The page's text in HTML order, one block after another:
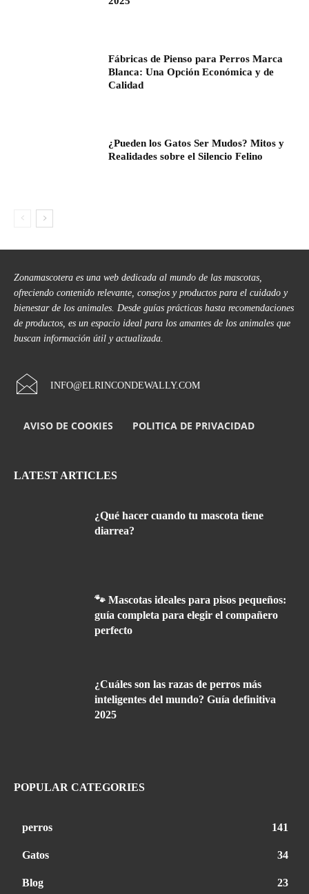
Fábricas de Pienso para Perros Marca
Blanca: Una Opción Económica y de
Calidad
¿Pueden los Gatos Ser Mudos? Mitos y
Realidades sobre el Silencio Felino
Zonamascotera es una web dedicada al mundo de las mascotas,
ofreciendo contenido relevante, consejos y productos para el cuidado y
bienestar de los animales. Desde guías prácticas hasta recomendaciones
de productos, es un espacio ideal para los amantes de los animales que
buscan información útil y actualizada.
INFO@ELRINCONDEWALLY.COM
AVISO DE COOKIES POLITICA DE PRIVACIDAD
LATEST ARTICLES
¿Qué hacer cuando tu mascota tiene
diarrea?
🐾 Mascotas ideales para pisos pequeños:
guía completa para elegir el compañero
perfecto
¿Cuáles son las razas de perros más
inteligentes del mundo? Guía definitiva
2025
POPULAR CATEGORIES
perros 141
Gatos 34
Blog 23